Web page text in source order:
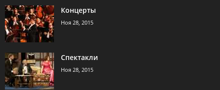
Концерты
Ноя 28, 2015
Спектакли
Ноя 28, 2015